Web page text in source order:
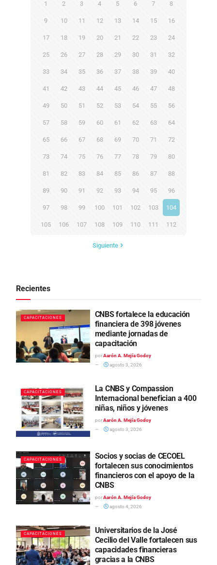
1 2 3 4 5 6 7 8
9 10 11 12 13 14 15 16
17 18 19 20 21 22 23 24
25 26 27 28 29 30 31 32
33 34 35 36 37 38 39 40
41 42 43 44 45 46 47 48
49 50 51 52 53 54 55 56
57 58 59 60 61 62 63 64
65 66 67 68 69 70 71 72
73 74 75 76 77 78 79 80
81 82 83 84 85 86 87 88
89 90 91 92 93 94 95 96
97 98 99 100 101 102 103 104
105 106 107 108 109 110 111 112
Siguiente
Recientes
CAPACITACIONES
CNBS fortalece la educación
financiera de 398 jóvenes
mediante jornadas de
capacitación
por Aarón A. Mejía Godoy
agosto 3, 2026
CAPACITACIONES
La CNBS y Compassion
Internacional benefician a 400
niñas, niños y jóvenes
por Aarón A. Mejía Godoy
agosto 3, 2026
CAPACITACIONES
Socios y socias de CECOEL
fortalecen sus conocimientos
financieros con el apoyo de la
CNBS
por Aarón A. Mejía Godoy
agosto 4, 2026
CAPACITACIONES
Universitarios de la José
Cecilio del Valle fortalecen sus
capacidades financieras
gracias a la CNBS